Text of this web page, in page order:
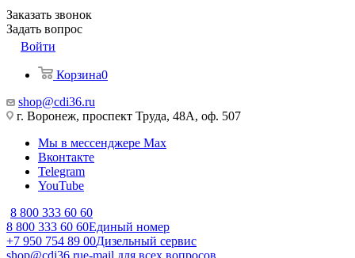
Заказать звонок
Задать вопрос
Войти
Корзина0
shop@cdi36.ru
г. Воронеж, проспект Труда, 48А, оф. 507
Мы в мессенджере Max
Вконтакте
Telegram
YouTube
8 800 333 60 60
8 800 333 60 60Единый номер
+7 950 754 89 00Дизельный сервис
shop@cdi36.rue-mail для всех вопросов